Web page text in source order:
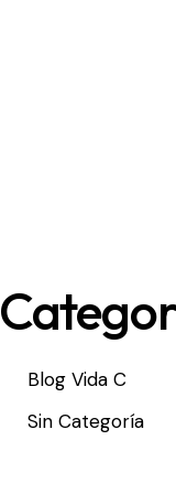
Blog Vida C
Sin Categoría